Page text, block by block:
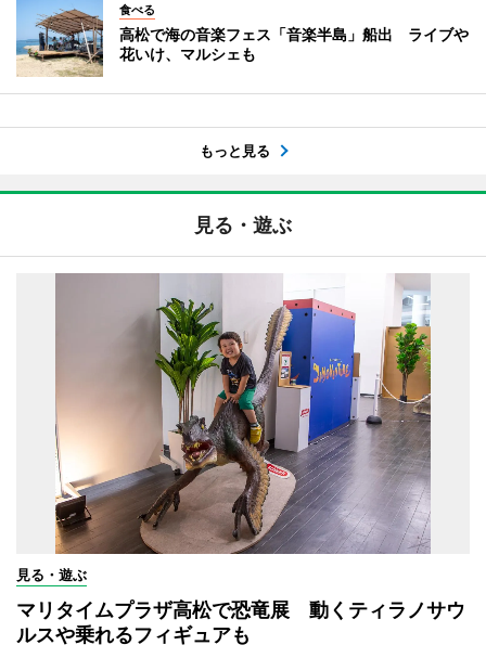
食べる
高松で海の音楽フェス「音楽半島」船出 ライブや
花いけ、マルシェも
もっと見る
見る・遊ぶ
見る・遊ぶ
マリタイムプラザ高松で恐竜展 動くティラノサウ
ルスや乗れるフィギュアも